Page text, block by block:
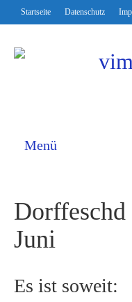
Startseite Datenschutz
Menü
Dorffeschd
Juni
Es ist soweit: